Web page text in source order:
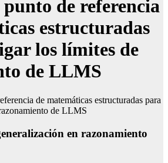
de referencia
estructuradas
los límites de
de LLMS
en razonamiento